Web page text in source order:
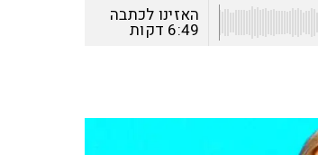
האזינו לכתבה
6:49 דקות